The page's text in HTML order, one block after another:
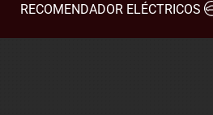
RECOMENDADOR ELÉCTRICOS